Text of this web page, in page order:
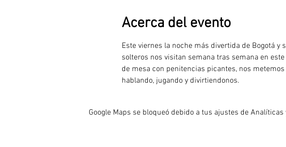
Acerca del evento
Este viernes la noche más divertida de Bogotá
solteros nos visitan semana tras semana en
de mesa con penitencias picantes, nos
hablando, jugando y divirtiendonos.
Google Maps se bloqueó debido a tus ajustes de